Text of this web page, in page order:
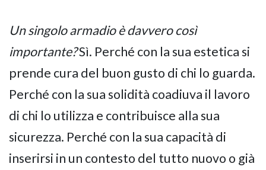
Un singolo armadio è davvero così
importante?Sì. Perché con la sua estetica si
prende cura del buon gusto di chi lo guarda.
Perché con la sua solidità coadiuva il lavoro
di chi lo utilizza e contribuisce alla sua
sicurezza. Perché con la sua capacità di
inserirsi in un contesto del tutto nuovo o già